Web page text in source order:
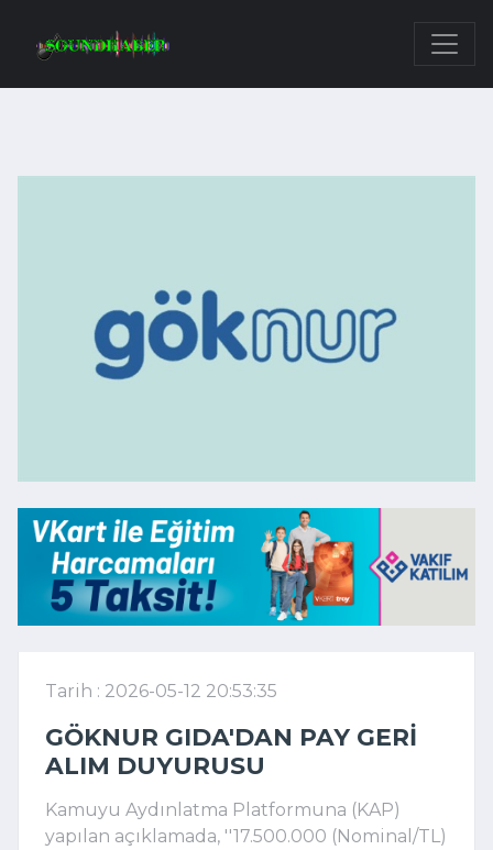
Tarih : 2026-05-12 20:53:35
GÖKNUR GIDA'DAN PAY GERI
ALIM DUYURUSU
Kamuyu Aydınlatma Platformuna (KAP)
yapılan açıklamada, ''17.500.000 (Nominal/TL)